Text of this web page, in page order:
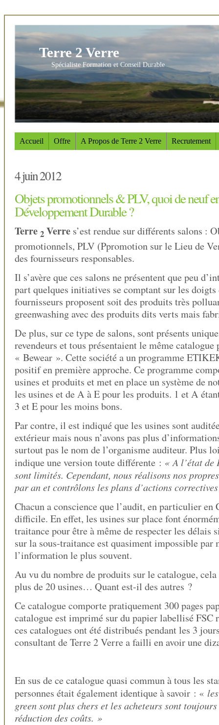
Terre 2 Verre
Spécialiste Formation et Conseil Durable
Accueil Offre A Propos de Terre 2 Verre Recrutement
4 juin 2012
Objets promotionnels & PLV, quoi de neuf
Développement Durable ?
Terre 2 Verre s’est rendue sur différents salons :
promotionnels, PLV (Ppromotion sur le Lieu de
des fournisseurs responsables.
Il s’avère que ces salons ne présentent que peu
part quelques initiatives se comptant sur les
fournisseurs proposent soit des produits très
greenwashing avec des produits dits verts mais
De plus, sur ce type de salons, sont présents
revendeurs et tous présentaient le même catalogue
« Bewear ». Cette société a un programme
positif en première approche. Ce programme
usines et produits et met en place un système de
les usines et de A à E pour les produits. 1 et A
3 et E pour les moins bons.
Par contre, il est indiqué que les usines sont
extérieur mais nous n’avons pas plus
surtout pas le nom de l’organisme auditeur. Plus
indique une version toute différente : « A l’état de
sont limités. Cependant, nous réalisons nos
par an et contrôlons les plans d’actions
Chacun a conscience que l’audit, en particulier en
difficile. En effet, les usines sur place font
traitance pour être à même de respecter les délais
sur la sous-traitance est quasiment impossible par
l’information le plus souvent.
Au vu du nombre de produits sur le catalogue,
plus de 20 usines… Quant est-il des autres ?
Ce catalogue comporte pratiquement 300 pages
catalogue est imprimé sur du papier labellisé FSC
ces catalogues ont été distribués pendant les 3
consultant de Terre 2 Verre a failli en avoir une
En sus de ce catalogue quasi commun à tous les
personnes était également identique à savoir : «
green sont plus chers et les acheteurs sont
réduction des coûts. »